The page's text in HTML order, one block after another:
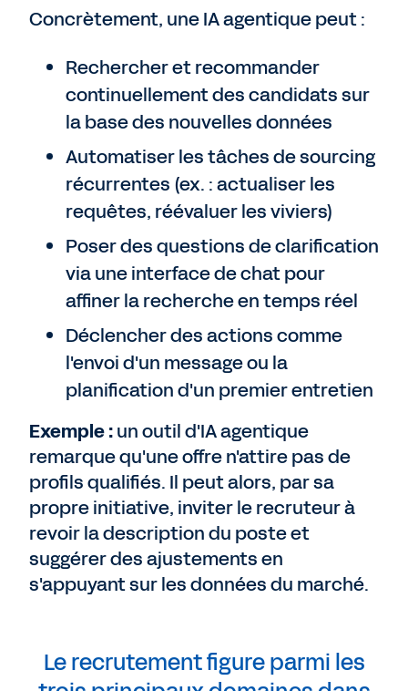
Concrètement, une IA agentique peut :
Rechercher et recommander
continuellement des candidats sur
la base des nouvelles données
Automatiser les tâches de sourcing
récurrentes (ex. : actualiser les
requêtes, réévaluer les viviers)
Poser des questions de clarification
via une interface de chat pour
affiner la recherche en temps réel
Déclencher des actions comme
l'envoi d'un message ou la
planification d'un premier entretien
Exemple :un outil d'IA agentique
remarque qu'une offre n'attire pas de
profils qualifiés. Il peut alors, par sa
propre initiative, inviter le recruteur à
revoir la description du poste et
suggérer des ajustements en
s'appuyant sur les données du marché.
Le recrutement figure parmi les